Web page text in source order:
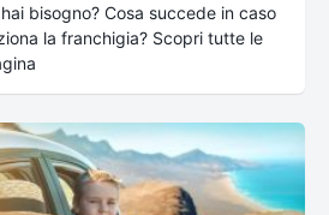
bisogno? Cosa succede in caso
la franchigia? Scopri tutte le